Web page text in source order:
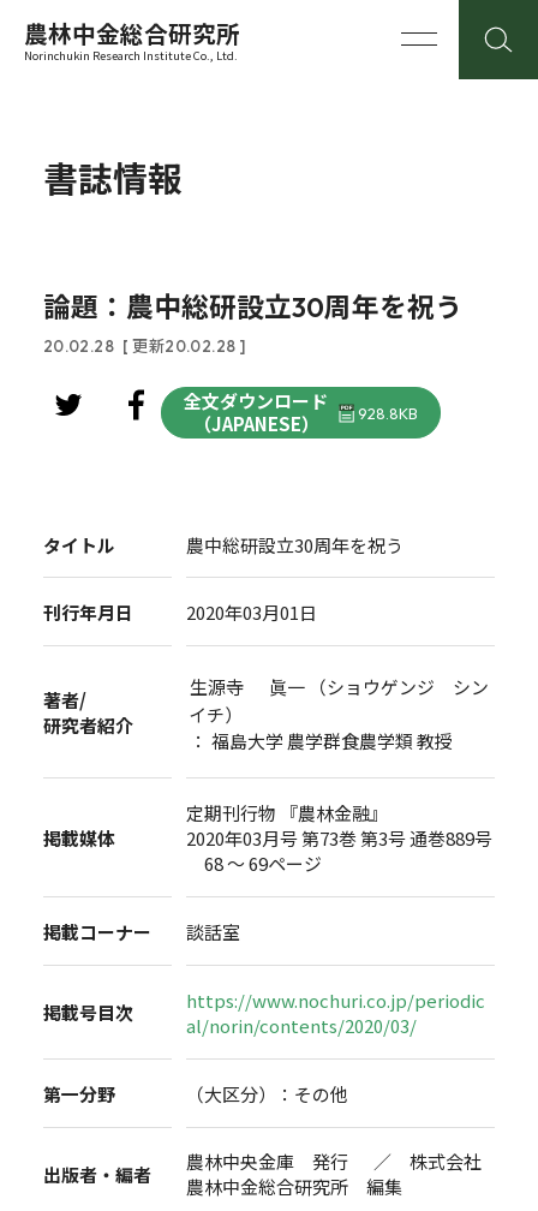
農林中金総合研究所
Norinchukin Research Institute Co., Ltd.
書誌情報
論題：農中総研設立30周年を祝う
20.02.28 [ 更新20.02.28 ]
全文ダウンロード
（JAPANESE）
928.8KB
タイトル 農中総研設立30周年を祝う
刊行年月日 2020年03月01日
著者/
研究者紹介
生源寺 眞一 （ショウゲンジ シン
イチ）
： 福島大学 農学群食農学類 教授
掲載媒体
定期刊行物 『農林金融』
2020年03月号 第73巻 第3号 通巻889号
68 ～ 69ページ
掲載コーナー 談話室
掲載号目次
https://www.nochuri.co.jp/periodic
al/norin/contents/2020/03/
第一分野 （大区分）：その他
出版者・編者
農林中央金庫 発行 ／ 株式会社
農林中金総合研究所 編集